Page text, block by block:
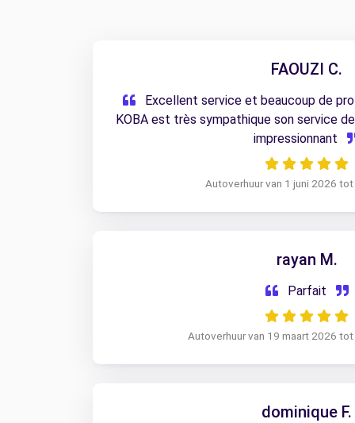
FAOUZI C.
Excellent service et beaucoup de
KOBA est très sympathique son service
impressionnant
Autoverhuur van 1 juni 2026
rayan M.
Parfait
Autoverhuur van 19 maart 2026
dominique F.